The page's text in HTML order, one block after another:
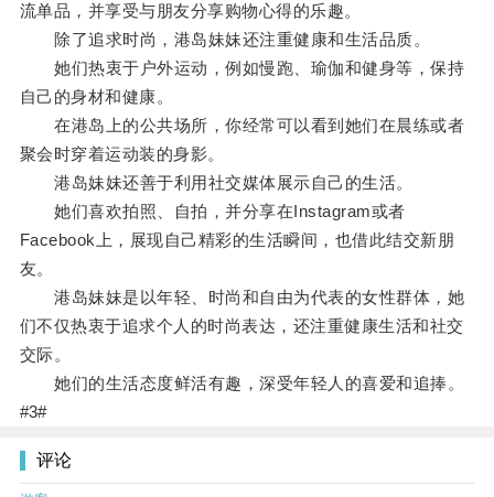
流单品，并享受与朋友分享购物心得的乐趣。
除了追求时尚，港岛妹妹还注重健康和生活品质。
她们热衷于户外运动，例如慢跑、瑜伽和健身等，保持
自己的身材和健康。
在港岛上的公共场所，你经常可以看到她们在晨练或者
聚会时穿着运动装的身影。
港岛妹妹还善于利用社交媒体展示自己的生活。
她们喜欢拍照、自拍，并分享在Instagram或者
Facebook上，展现自己精彩的生活瞬间，也借此结交新朋
友。
港岛妹妹是以年轻、时尚和自由为代表的女性群体，她
们不仅热衷于追求个人的时尚表达，还注重健康生活和社交
交际。
她们的生活态度鲜活有趣，深受年轻人的喜爱和追捧。
#3#
评论